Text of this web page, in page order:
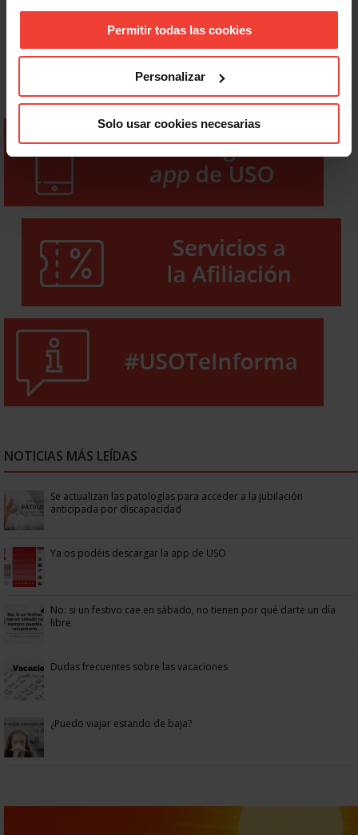
Permitir todas las cookies
Personalizar
Solo usar cookies necesarias
NOTICIAS MÁS LEÍDAS
Se actualizan las patologías para acceder a la jubilación
anticipada por discapacidad
Ya os podéis descargar la app de USO
No: si un festivo cae en sábado, no tienen por qué darte un día
libre
Dudas frecuentes sobre las vacaciones
¿Puedo viajar estando de baja?